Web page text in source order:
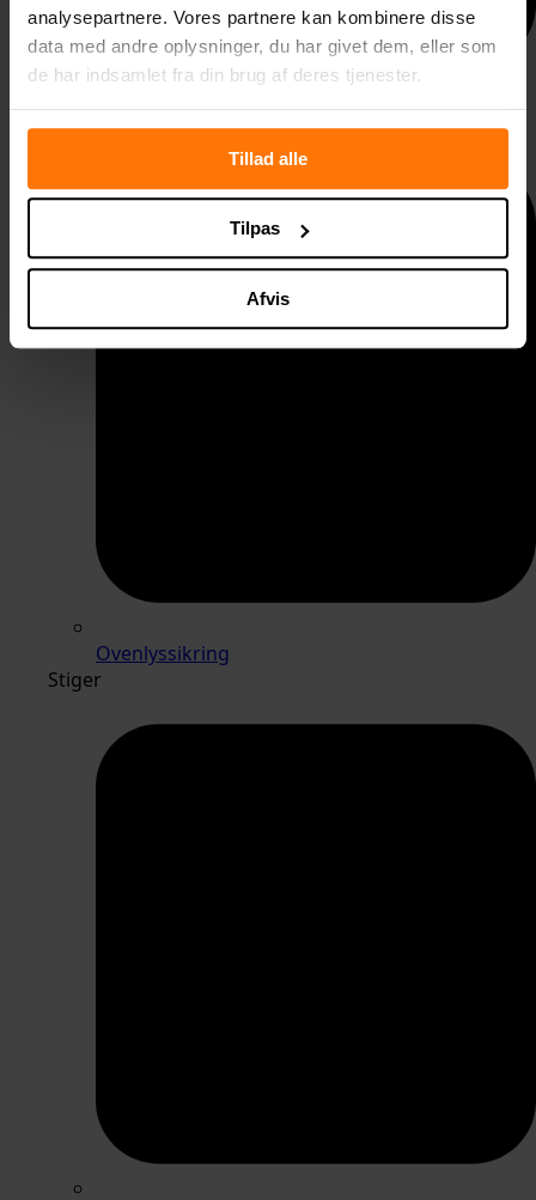
analysepartnere. Vores partnere kan kombinere disse
data med andre oplysninger, du har givet dem, eller som
de har indsamlet fra din brug af deres tjenester.
Tillad alle
Tilpas
Afvis
Taggelænder
Ovenlyssikring
Stiger